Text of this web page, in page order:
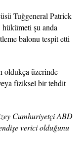
Tuğgeneral Patrick
şu anda
balonu tespit etti
oldukça üzerinde
fiziksel bir tehdit
Cumhuriyetçi ABD
verici olduğunu